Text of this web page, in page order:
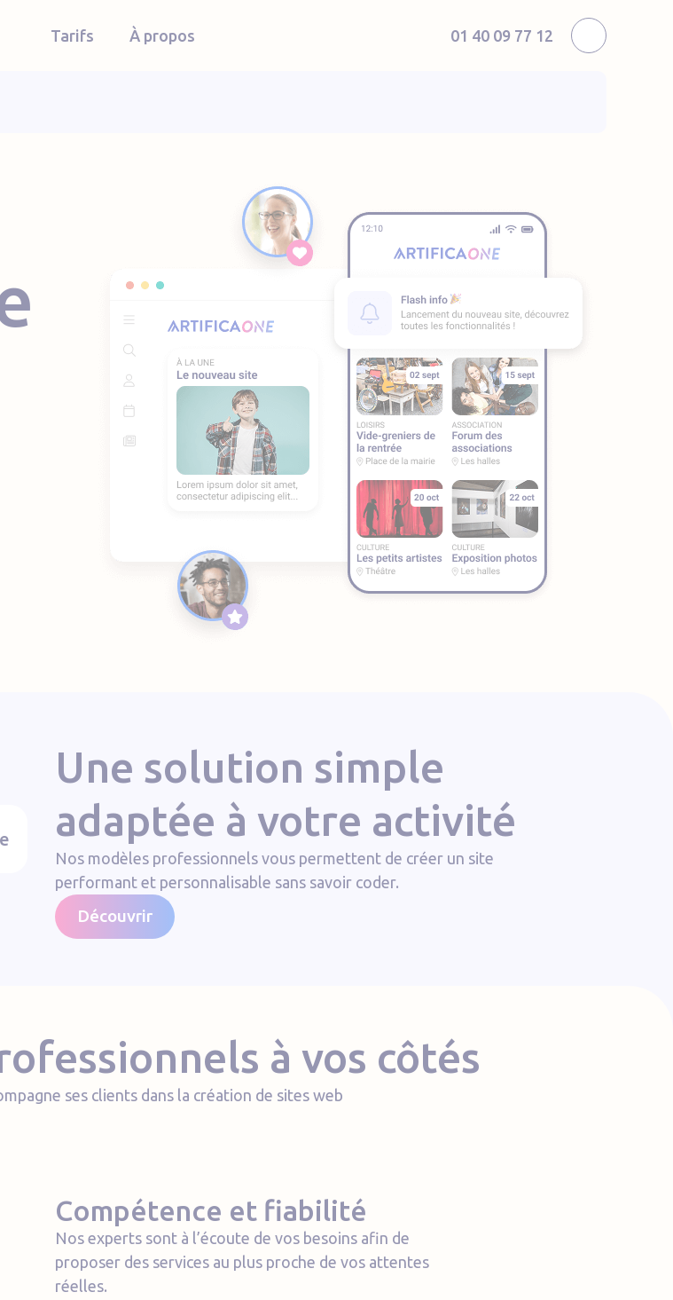
Tarifs À propos 01 40 09 77 12
Une solution simple
adaptée à votre activité
Nos modèles professionnels vous permettent de créer un site
performant et personnalisable sans savoir coder.
Découvrir
à vos côtés
ses clients dans la création de sites web
Compétence et fiabilité
Nos experts sont à l’écoute de vos besoins afin de
proposer des services au plus proche de vos attentes
réelles.